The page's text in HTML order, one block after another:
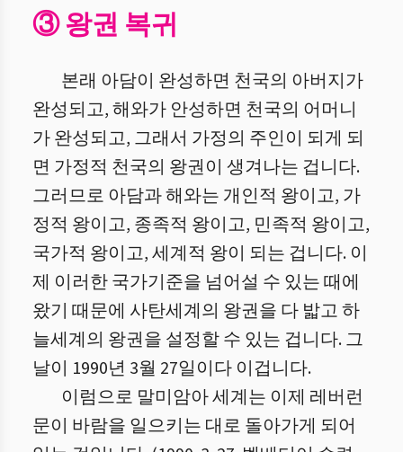
③ 왕권 복귀
본래 아담이 완성하면 천국의 아버지가
완성되고, 해와가 안성하면 천국의 어머니
가 완성되고, 그래서 가정의 주인이 되게 되
면 가정적 천국의 왕권이 생겨나는 겁니다.
그러므로 아담과 해와는 개인적 왕이고, 가
정적 왕이고, 종족적 왕이고, 민족적 왕이고,
국가적 왕이고, 세계적 왕이 되는 겁니다. 이
제 이러한 국가기준을 넘어설 수 있는 때에
왔기 때문에 사탄세계의 왕권을 다 밟고 하
늘세계의 왕권을 설정할 수 있는 겁니다. 그
날이 1990년 3월 27일이다 이겁니다.
이럼으로 말미암아 세계는 이제 레버런
문이 바람을 일으키는 대로 돌아가게 되어